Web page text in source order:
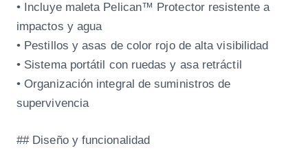
• Incluye maleta Pelican™ Protector resistente a
impactos y agua
• Pestillos y asas de color rojo de alta visibilidad
• Sistema portátil con ruedas y asa retráctil
• Organización integral de suministros de
supervivencia
## Diseño y funcionalidad